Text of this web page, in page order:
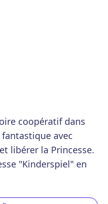
coopératif dans
avec
libérer la Princesse.
"Kinderspiel" en